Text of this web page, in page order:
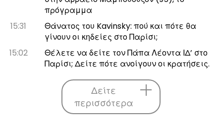
πρόγραμμα
15:31
Θάνατος του Kavinsky: πού και πότε θα
γίνουν οι κηδείες στο Παρίσι;
15:02
Θέλετε να δείτε τον Πάπα Λέοντα ΙΔ’ στο
Παρίσι; Δείτε πότε ανοίγουν οι κρατήσεις.
Δείτε
περισσότερα